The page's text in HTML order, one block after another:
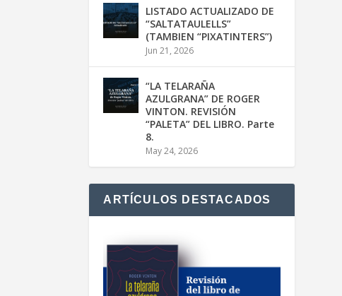
LISTADO ACTUALIZADO DE
“SALTATAULELLS”
(TAMBIEN “PIXATINTERS”)
Jun 21, 2026
“LA TELARAÑA
AZULGRANA” DE ROGER
VINTON. REVISIÓN
“PALETA” DEL LIBRO. Parte
8.
May 24, 2026
ARTÍCULOS DESTACADOS